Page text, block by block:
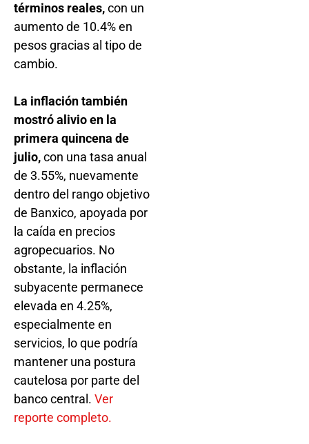
términos reales,con un
aumento de 10.4% en
pesos gracias al tipo de
cambio.
La inflación también
mostró alivio en la
primera quincena de
julio,con una tasa anual
de 3.55%, nuevamente
dentro del rango objetivo
de Banxico, apoyada por
la caída en precios
agropecuarios. No
obstante, la inflación
subyacente permanece
elevada en 4.25%,
especialmente en
servicios, lo que podría
mantener una postura
cautelosa por parte del
banco central. Ver
reporte completo.